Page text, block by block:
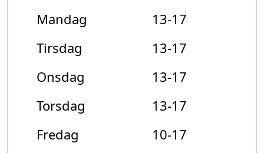
Mandag
13-17
Tirsdag
13-17
Onsdag
13-17
Torsdag
13-17
Fredag
10-17